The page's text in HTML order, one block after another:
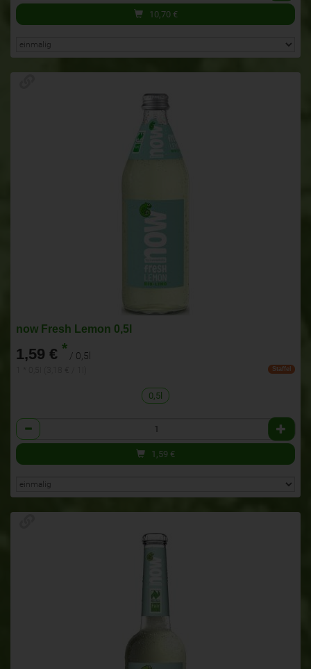
10,70 €
now Fresh Lemon 0,5l
1,59 € * / 0,5l
Staffel
0,5l
Anzahl
1,59 €